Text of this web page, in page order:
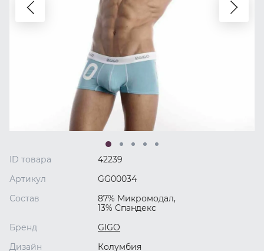
ID товара
42239
Артикул
GG00034
Состав
87% Микромодал,
13% Спандекс
Бренд
GIGO
Дизайн
Колумбия